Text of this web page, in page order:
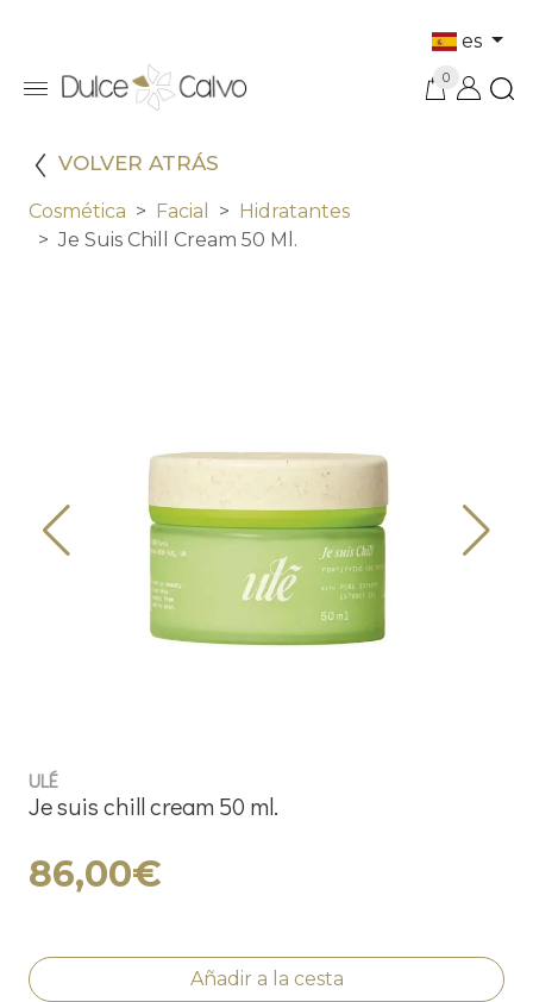
es
0
VOLVER ATRÁS
Cosmética Facial
Hidratantes
Je Suis Chill Cream 50 Ml.
ULÉ
Je suis chill cream 50 ml.
86,00€